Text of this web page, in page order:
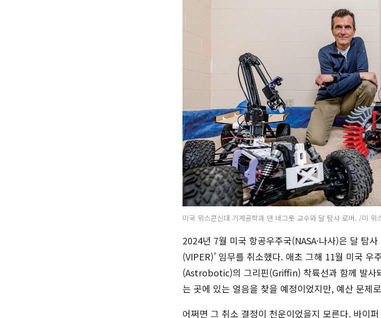
미국 위스콘신대 기계공학과 댄 네그룻 교수와 달 탐사 로버. /미 위
2024년 7월 미국 항공우주국(NASA·나사)은 달 탐
(VIPER)’ 임무를 취소했다. 애초 그해 11월 미국 우
(Astrobotic)의 그리핀(Griffin) 착륙선과 함께 발사
는 곳에 있는 얼음을 찾을 예정이었지만, 예산 문제
어쩌면 그 취소 결정이 천운이었을지 모른다. 바이